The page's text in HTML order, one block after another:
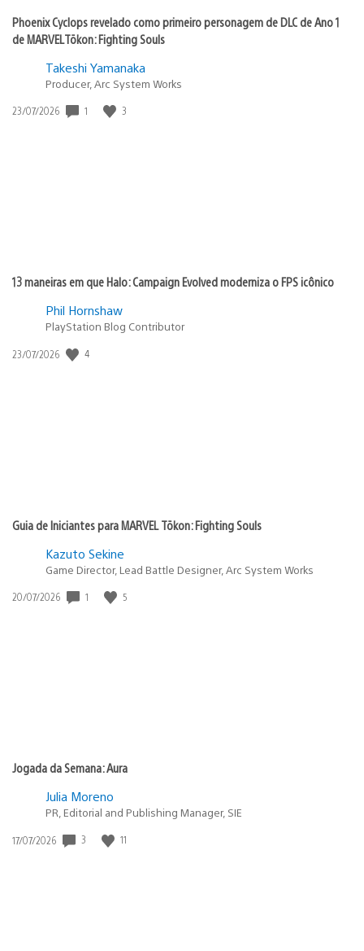
Phoenix Cyclops revelado como primeiro personagem de DLC de Ano 1
de MARVEL Tōkon: Fighting Souls
Takeshi Yamanaka
Producer, Arc System Works
Data
23/07/2026 1 3
13 maneiras em que Halo: Campaign Evolved moderniza o FPS icônico
Phil Hornshaw
PlayStation Blog Contributor
Data
23/07/2026 4
Guia de Iniciantes para MARVEL Tōkon: Fighting Souls
Kazuto Sekine
Game Director, Lead Battle Designer, Arc System Works
Data
20/07/2026 1 5
Jogada da Semana: Aura
Julia Moreno
PR, Editorial and Publishing Manager, SIE
Data
17/07/2026 3 11